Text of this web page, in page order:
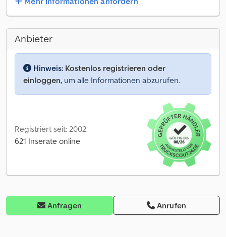
Anbieter
Hinweis: Kostenlos registrieren oder
einloggen, um alle Informationen abzurufen.
Registriert seit: 2002
621 Inserate online
Anfragen Anrufen